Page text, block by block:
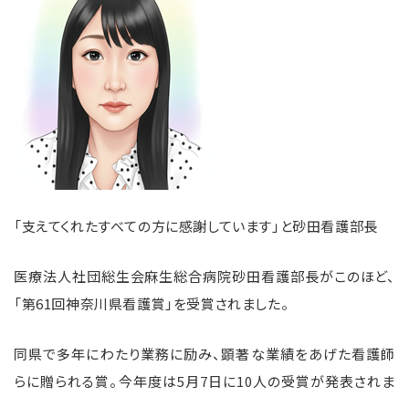
「支えてくれたすべての方に感謝しています」と砂田看護部長
医療法人社団総生会麻生総合病院砂田看護部長がこのほど、
「第61回神奈川県看護賞」を受賞されました。
同県で多年にわたり業務に励み、顕著な業績をあげた看護師
らに贈られる賞。今年度は5月7日に10人の受賞が発表されま